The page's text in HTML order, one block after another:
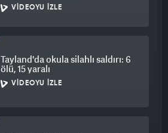
VIDEOYU İZLE
Tayland'da okula silahlı saldırı: 6
ölü, 15 yaralı
VIDEOYU İZLE